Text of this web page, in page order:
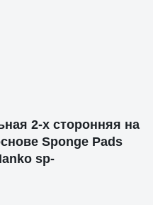
2-х сторонняя на
Sponge Pads
sp-